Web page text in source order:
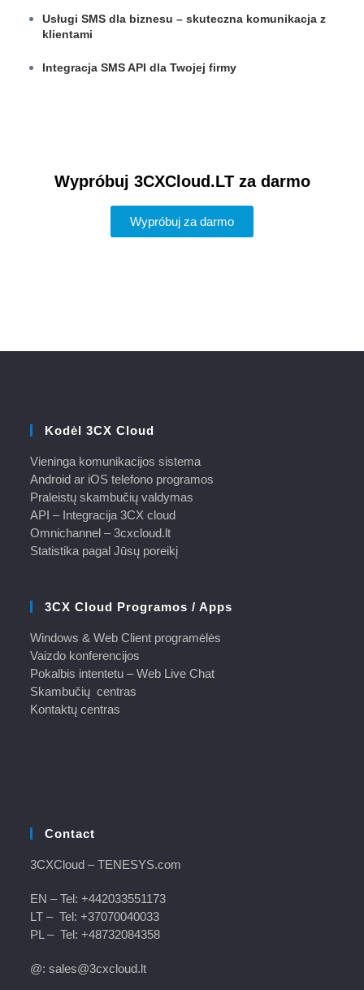
Usługi SMS dla biznesu – skuteczna komunikacja z
klientami
Integracja SMS API dla Twojej firmy
Wypróbuj 3CXCloud.LT za darmo
Wypróbuj za darmo
Kodėl 3CX Cloud
Vieninga komunikacijos sistema
Android ar iOS telefono programos
Praleistų skambučių valdymas
API – Integracija 3CX cloud
Omnichannel – 3cxcloud.lt
Statistika pagal Jūsų poreikį
3CX Cloud Programos / Apps
Windows & Web Client programėlės
Vaizdo konferencijos
Pokalbis intentetu – Web Live Chat
Skambučių centras
Kontaktų centras
Contact
3CXCloud – TENESYS.com
EN – Tel:+442033551173
LT – Tel:+37070040033
PL – Tel:+48732084358
@: sales@3cxcloud.lt